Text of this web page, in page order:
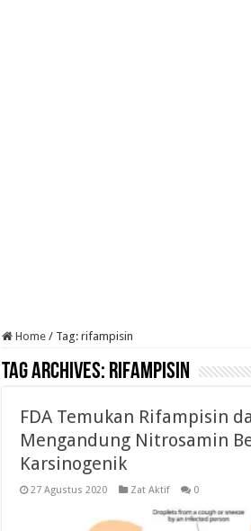
Home / Tag:rifampisin
Tag Archives: rifampisin
FDA Temukan Rifampisin
Mengandung Nitrosamin
Karsinogenik
27 Agustus 2020 Zat Aktif 0